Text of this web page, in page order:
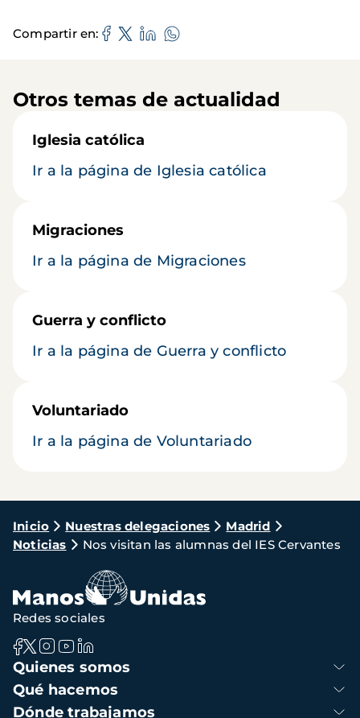
Compartir en
Otros temas de actualidad
Iglesia católica
Ir a la página de Iglesia católica
Migraciones
Ir a la página de Migraciones
Guerra y conflicto
Ir a la página de Guerra y conflicto
Voluntariado
Ir a la página de Voluntariado
Ruta
de
navegación
Inicio Nuestras delegaciones
Madrid
Noticias
Nos visitan las alumnas del IES Cervantes
Navegación
principal
Quienes somos
Qué hacemos
Dónde trabajamos
Redes sociales